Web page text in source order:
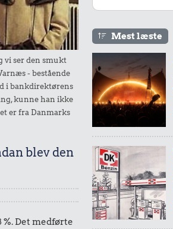
vi ser den smukt
- bestående
i bankdirektørens
kunne han ikke
er fra Danmarks
blev den
%. Det medførte
Mest læste